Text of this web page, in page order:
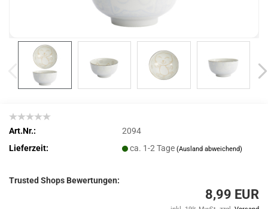
Art.Nr.:
2094
Lieferzeit:
ca. 1-2 Tage(Ausland abweichend)
Trusted Shops Bewertungen:
8,99 EUR